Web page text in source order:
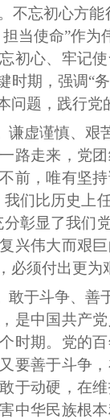
不忘初心方
当使命”作
初心、牢记
时期，强调“
问题，践行
谦虚谨慎、
路走来，党
前，唯有坚
们比历史上
彰显了我们
兴伟大而艰
必须付出更
敢于斗争、
是中国共产
时期。党的
要善于斗争
于动硬，在
中华民族根